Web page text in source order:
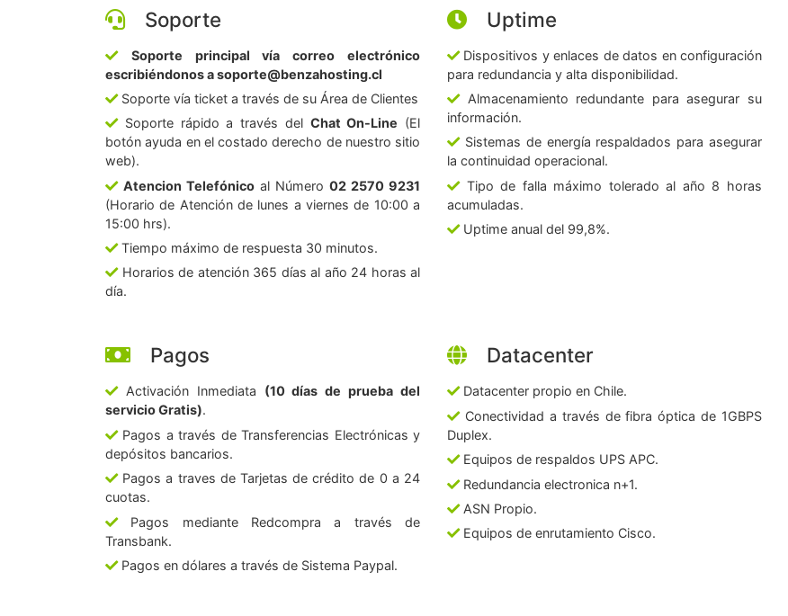
Soporte
Soporte principal vía correo electrónico
escribiéndonos a soporte@benzahosting.cl
Soporte vía ticket a través de su Área de Clientes
Soporte rápido a través del Chat On-Line (El
botón ayuda en el costado derecho de nuestro sitio
web).
Atencion Telefónico al Número 02 2570 9231
(Horario de Atención de lunes a viernes de 10:00 a
15:00 hrs).
Tiempo máximo de respuesta 30 minutos.
Horarios de atención 365 días al año 24 horas al
día.
Uptime
Dispositivos y enlaces de datos en configuración
para redundancia y alta disponibilidad.
Almacenamiento redundante para asegurar su
información.
Sistemas de energía respaldados para asegurar
la continuidad operacional.
Tipo de falla máximo tolerado al año 8 horas
acumuladas.
Uptime anual del 99,8%.
Pagos
Activación Inmediata (10 días de prueba del
servicio Gratis).
Pagos a través de Transferencias Electrónicas y
depósitos bancarios.
Pagos a traves de Tarjetas de crédito de 0 a 24
cuotas.
Pagos mediante Redcompra a través de
Transbank.
Pagos en dólares a través de Sistema Paypal.
Datacenter
Datacenter propio en Chile.
Conectividad a través de fibra óptica de 1GBPS
Duplex.
Equipos de respaldos UPS APC.
Redundancia electronica n+1.
ASN Propio.
Equipos de enrutamiento Cisco.